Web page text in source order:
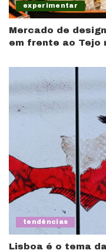
experimentar
Mercado de
em frente ao Tejo
tendências
Lisboa é o tema